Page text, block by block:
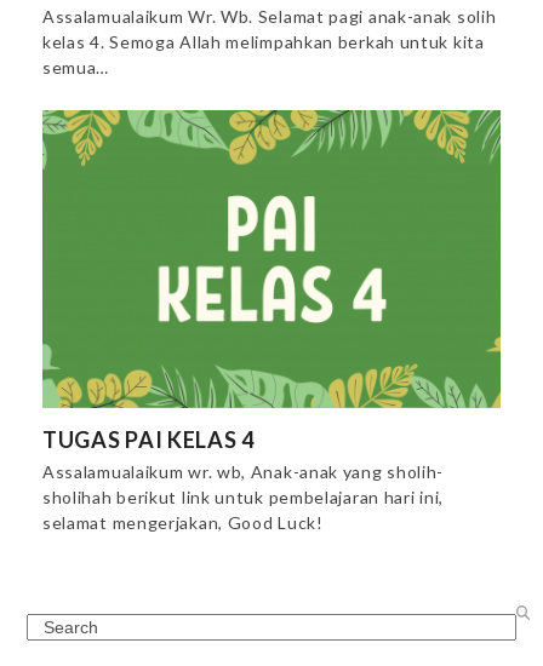
Assalamualaikum Wr. Wb. Selamat pagi anak-anak solih
kelas 4. Semoga Allah melimpahkan berkah untuk kita
semua…
TUGAS PAI KELAS 4
Assalamualaikum wr. wb, Anak-anak yang sholih-
sholihah berikut link untuk pembelajaran hari ini,
selamat mengerjakan, Good Luck!
Search